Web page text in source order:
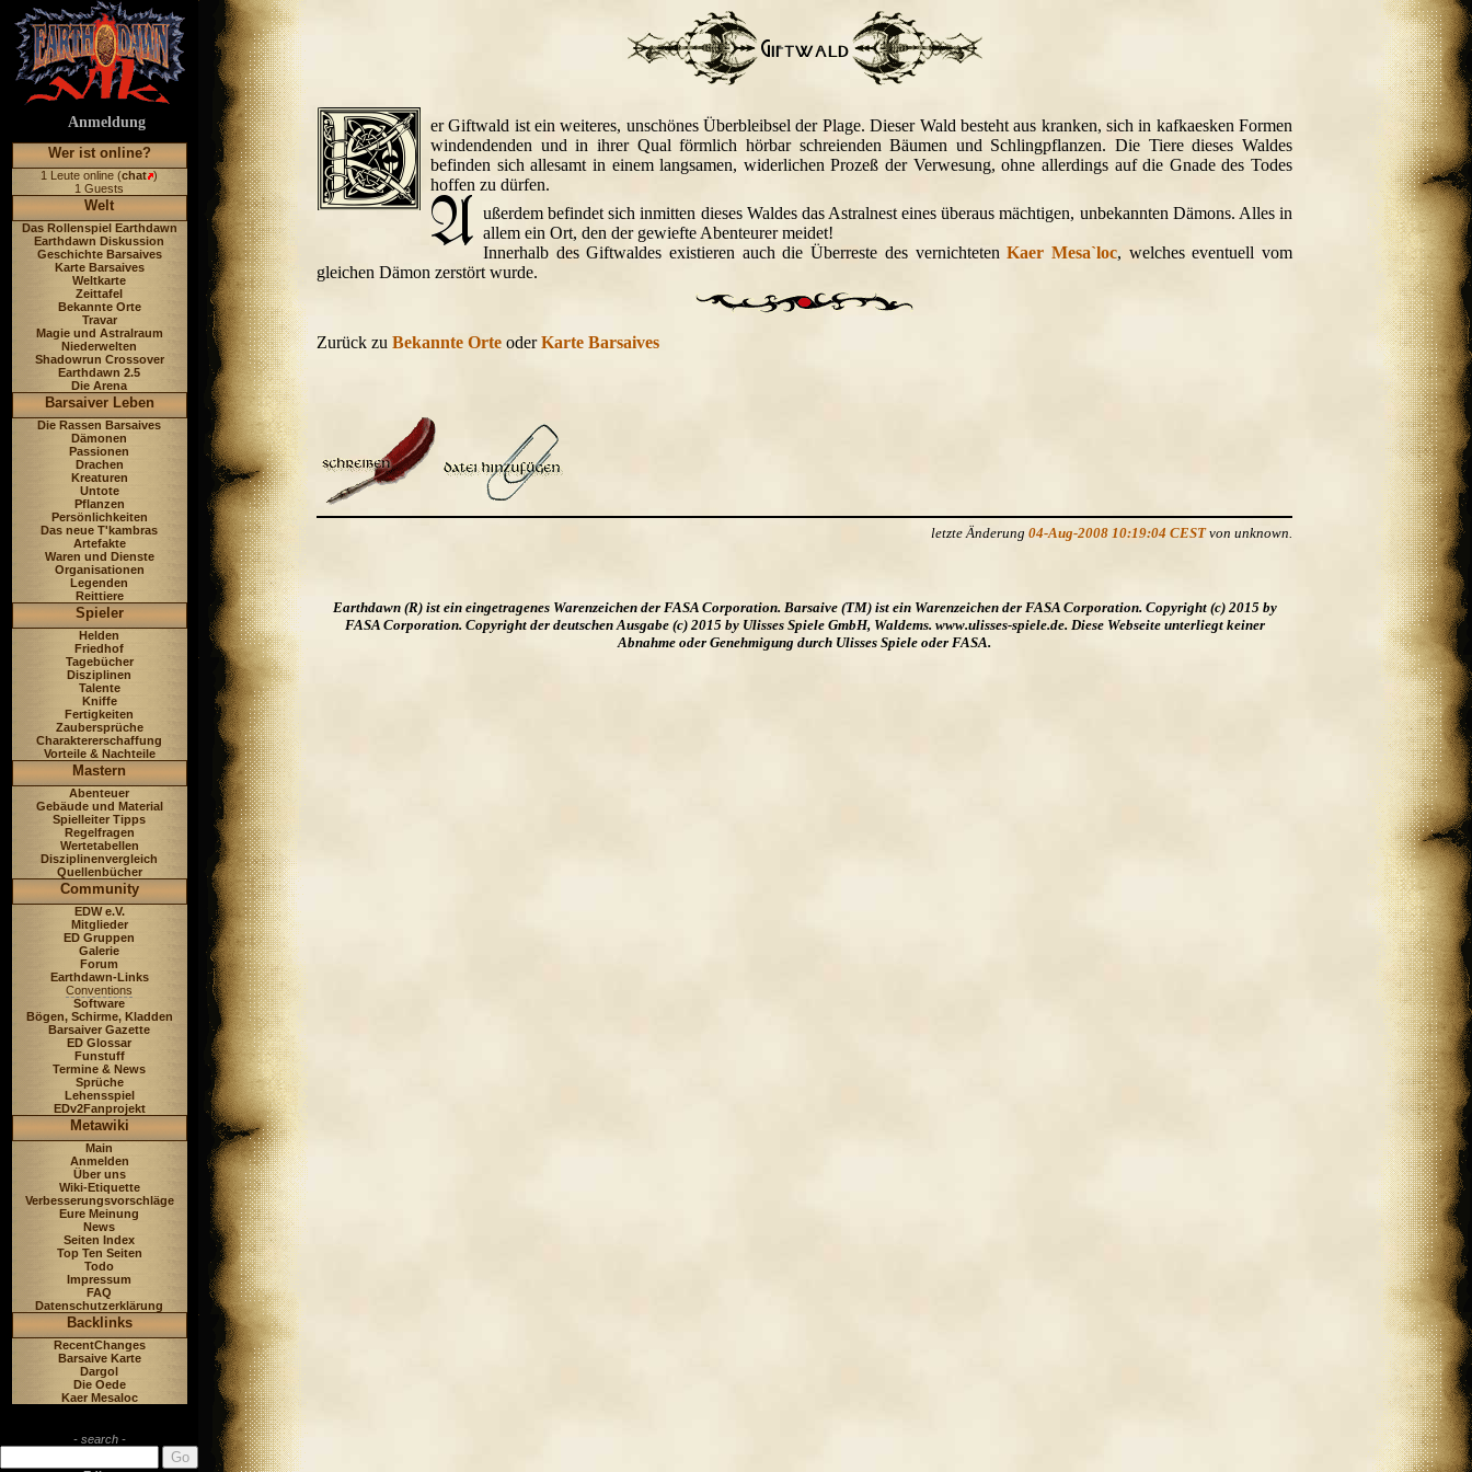
Anmeldung
Wer ist online?
1 Leute online (chat )
1 Guests
Welt
Das Rollenspiel Earthdawn
Earthdawn Diskussion
Geschichte Barsaives
Karte Barsaives
Weltkarte
Zeittafel
Bekannte Orte
Travar
Magie und Astralraum
Niederwelten
Shadowrun Crossover
Earthdawn 2.5
Die Arena
Barsaiver Leben
Die Rassen Barsaives
Dämonen
Passionen
Drachen
Kreaturen
Untote
Pflanzen
Persönlichkeiten
Das neue T'kambras
Artefakte
Waren und Dienste
Organisationen
Legenden
Reittiere
Spieler
Helden
Friedhof
Tagebücher
Disziplinen
Talente
Kniffe
Fertigkeiten
Zaubersprüche
Charaktererschaffung
Vorteile & Nachteile
Mastern
Abenteuer
Gebäude und Material
Spielleiter Tipps
Regelfragen
Wertetabellen
Disziplinenvergleich
Quellenbücher
Community
EDW e.V.
Mitglieder
ED Gruppen
Galerie
Forum
Earthdawn-Links
Conventions
Software
Bögen, Schirme, Kladden
Barsaiver Gazette
ED Glossar
Funstuff
Termine & News
Sprüche
Lehensspiel
EDv2Fanprojekt
Metawiki
Main
Anmelden
Über uns
Wiki-Etiquette
Verbesserungsvorschläge
Eure Meinung
News
Seiten Index
Top Ten Seiten
Todo
Impressum
FAQ
Datenschutzerklärung
Backlinks
RecentChanges
Barsaive Karte
Dargol
Die Oede
Kaer Mesaloc
- search -
er Giftwald ist ein weiteres, unschönes Überbleibsel der Plage. Dieser Wald besteht aus kranken, sich in kafkaesken Formen
windendenden und in ihrer Qual förmlich hörbar schreienden Bäumen und Schlingpflanzen. Die Tiere dieses Waldes
befinden sich allesamt in einem langsamen, widerlichen Prozeß der Verwesung, ohne allerdings auf die Gnade des Todes
hoffen zu dürfen.
ußerdem befindet sich inmitten dieses Waldes das Astralnest eines überaus mächtigen, unbekannten Dämons. Alles in
allem ein Ort, den der gewiefte Abenteurer meidet!
Innerhalb des Giftwaldes existieren auch die Überreste des vernichtetenKaer Mesa`loc, welches eventuell vom
gleichen Dämon zerstört wurde.
Zurück zu Bekannte Orte oderKarte Barsaives
letzte Änderung 04-Aug-2008 10:19:04 CESTvon unknown.
Earthdawn (R) ist ein eingetragenes Warenzeichen der FASA Corporation. Barsaive (TM) ist ein Warenzeichen der FASA Corporation. Copyright (c) 2015 by
FASA Corporation. Copyright der deutschen Ausgabe (c) 2015 by Ulisses Spiele GmbH, Waldems. www.ulisses-spiele.de. Diese Webseite unterliegt keiner
Abnahme oder Genehmigung durch Ulisses Spiele oder FASA.